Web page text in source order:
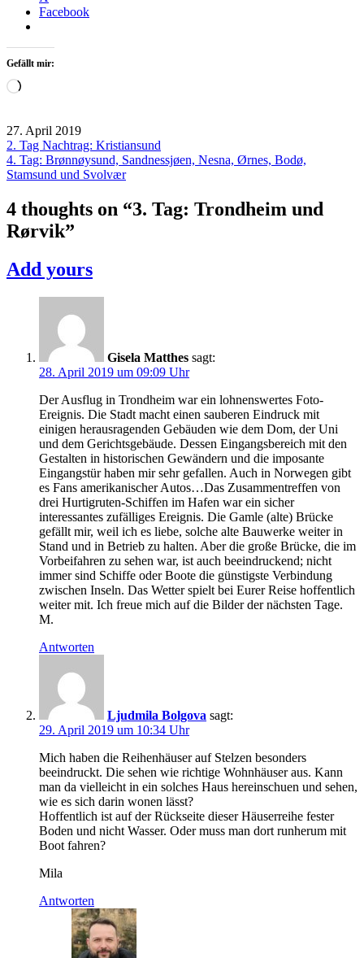
Facebook
Gefällt mir:
Wird
27. April 2019
Norwegen
2019
Beitragsnavigation
2. Tag Nachtrag: Kristiansund
4. Tag: Brønnøysund, Sandnessjøen, Nesna, Ørnes, Bodø,
Stamsund und Svolvær
4 thoughts on “3. Tag: Trondheim und
Rørvik”
Add yours
Gisela Matthes sagt:
28. April 2019 um 09:09 Uhr
Der Ausflug in Trondheim war ein lohnenswertes Foto-
Ereignis. Die Stadt macht einen sauberen Eindruck mit
einigen herausragenden Gebäuden wie dem Dom, der Uni
und dem Gerichtsgebäude. Dessen Eingangsbereich mit den
Gestalten in historischen Gewändern und die imposante
Eingangstür haben mir sehr gefallen. Auch in Norwegen gibt
es Fans amerikanischer Autos…Das Zusammentreffen von
drei Hurtigruten-Schiffen im Hafen war ein sicher
interessantes zufälliges Ereignis. Die Gamle (alte) Brücke
gefällt mir, weil ich es liebe, solche alte Bauwerke weiter in
Stand und in Betrieb zu halten. Aber die große Brücke, die im
Vorbeifahren zu sehen war, ist auch beeindruckend; nicht
immer sind Schiffe oder Boote die günstigste Verbindung
zwischen Inseln. Das Wetter spielt bei Eurer Reise hoffentlich
weiter mit. Ich freue mich auf die Bilder der nächsten Tage.
M.
Antworten
Ljudmila Bolgova sagt:
29. April 2019 um 10:34 Uhr
Mich haben die Reihenhäuser auf Stelzen besonders
beeindruckt. Die sehen wie richtige Wohnhäuser aus. Kann
man da vielleicht in ein solches Haus hereinschuen und sehen,
wie es sich darin wonen lässt?
Hoffentlich ist auf der Rückseite dieser Häuserreihe fester
Boden und nicht Wasser. Oder muss man dort runherum mit
Boot fahren?
Mila
Antworten